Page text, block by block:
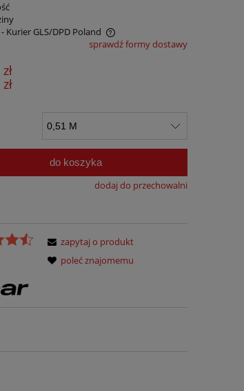
- Kurier GLS/DPD Poland
sprawdź formy dostawy
do koszyka
dodaj do przechowalni
zapytaj o produkt
poleć znajomemu